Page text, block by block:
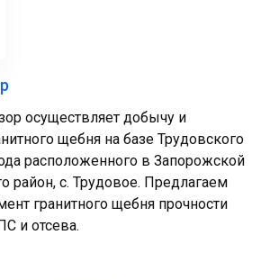
осуществляет добычу и
щебня на базе Трудовского
расположенного в Запорожской
район, с. Трудовое. Предлагаем
гранитного щебня прочности
и отсева.